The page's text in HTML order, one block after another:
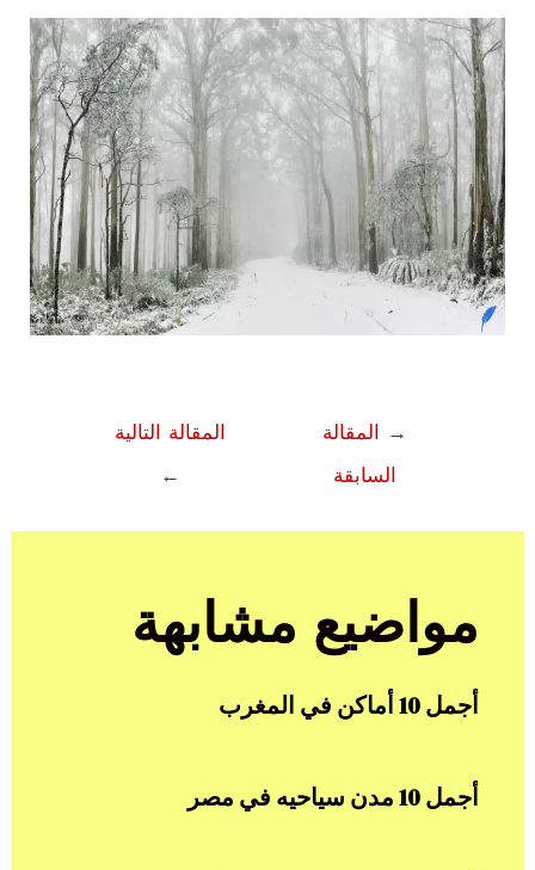
→
المقالة
السابقة
المقالة التالية
←
مواضيع مشابهة
أجمل 10 أماكن في المغرب
أجمل 10 مدن سياحيه في مصر